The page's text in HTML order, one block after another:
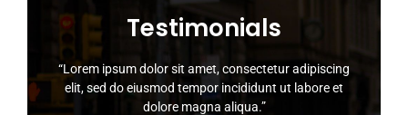
Testimonials
“Lorem ipsum dolor sit amet, consectetur adipiscing
elit, sed do eiusmod tempor incididunt ut labore et
dolore magna aliqua.”